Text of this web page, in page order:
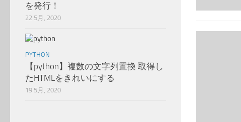
を発行！
22 5月, 2020
PYTHON
【python】複数の文字列置換 取得し
たHTMLをきれいにする
19 5月, 2020